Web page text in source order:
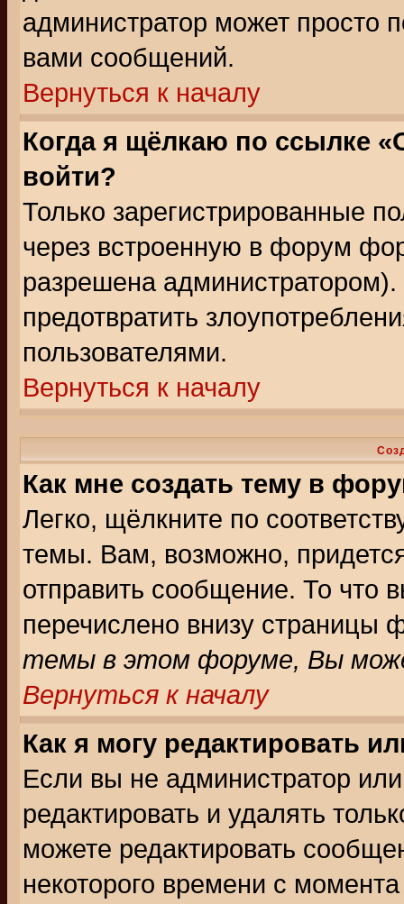
администратор может просто
вами сообщений.
Вернуться к началу
Когда я щёлкаю по ссылке
войти?
Только зарегистрированные
через встроенную в форум
разрешена
предотвратить
пользователями.
Вернуться к началу
Как мне создать тему в
Легко, щёлкните по
темы. Вам, возможно,
отправить сообщение. То что
перечислено внизу страницы
темы в этом форуме, Вы
Вернуться к началу
Как я могу редактировать
Если вы не администратор
редактировать и удалять
можете редактировать
некоторого времени с